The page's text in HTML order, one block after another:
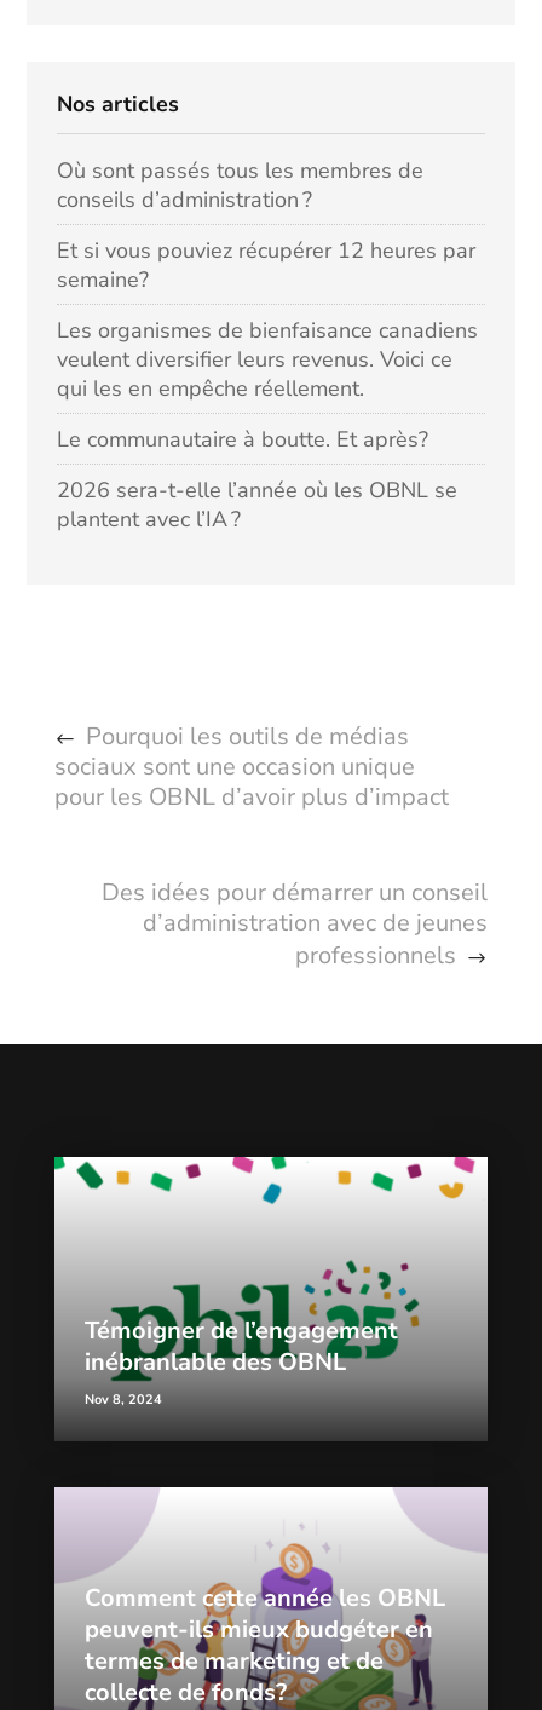
Nos articles
Où sont passés tous les membres de
conseils d’administration ?
Et si vous pouviez récupérer 12 heures par
semaine?
Les organismes de bienfaisance canadiens
veulent diversifier leurs revenus. Voici ce
qui les en empêche réellement.
Le communautaire à boutte. Et après?
2026 sera-t-elle l’année où les OBNL se
plantent avec l’IA ?
Pourquoi les outils de médias
sociaux sont une occasion unique
pour les OBNL d’avoir plus d’impact
Des idées pour démarrer un conseil
d’administration avec de jeunes
professionnels
Témoigner de l’engagement
inébranlable des OBNL
Nov 8, 2024
Comment cette année les OBNL
peuvent-ils mieux budgéter en
termes de marketing et de
collecte de fonds?